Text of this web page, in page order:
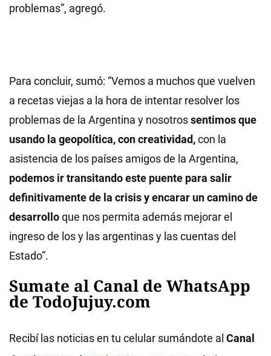
problemas”, agregó.
Para concluir, sumó: “Vemos a muchos que vuelven
a recetas viejas a la hora de intentar resolver los
problemas de la Argentina y nosotrossentimos que
usando la geopolítica, con creatividad,con la
asistencia de los países amigos de la Argentina,
podemos ir transitando este puente para salir
definitivamente de la crisis y encarar un camino de
desarrolloque nos permita además mejorar el
ingreso de los y las argentinas y las cuentas del
Estado”.
Sumate al Canal de WhatsApp
de TodoJujuy.com
Recibí las noticias en tu celular sumándote al Canal